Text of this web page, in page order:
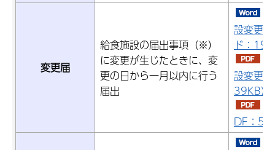
変更届
給食施設の届出事項（※）
に変更が生じたときに、変
更の日から一月以内に行う
届出
設変更
ド：
設変更
39KB）
DF：